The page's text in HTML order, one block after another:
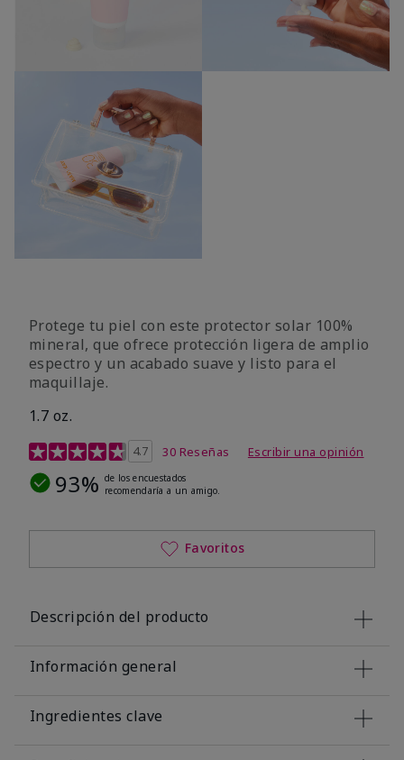
Protege tu piel con este protector solar 100%
mineral, que ofrece protección ligera de amplio
espectro y un acabado suave y listo para el
maquillaje.
1.7 oz.
Calificación de clientes de 5 de 5
4.7 30 Reseñas Escribir una opinión
93% de los encuestados
recomendaría a un amigo.
Favoritos
Descripción del producto
Información general
Ingredientes clave